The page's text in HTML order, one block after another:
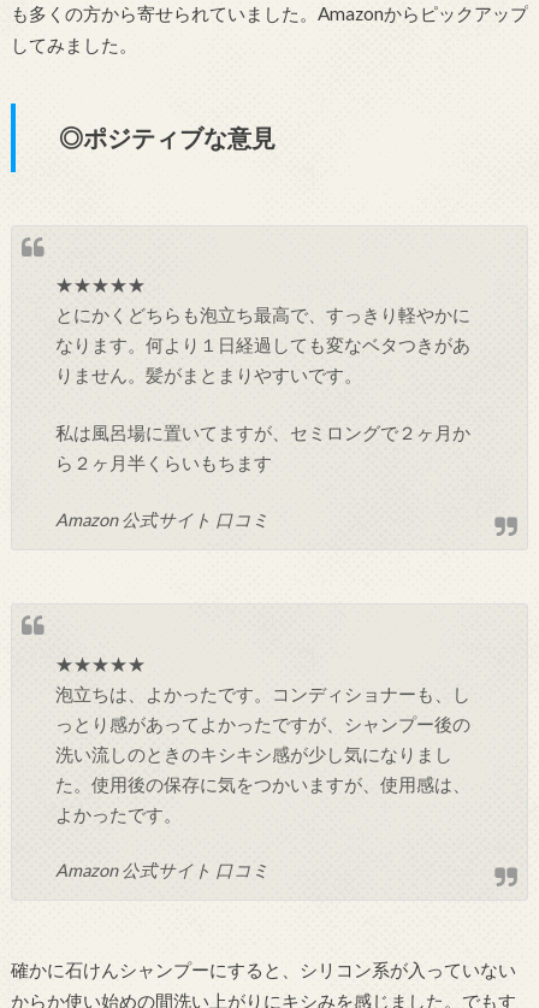
も多くの方から寄せられていました。Amazonからピックアップ
してみました。
◎ポジティブな意見
★★★★★
とにかくどちらも泡立ち最高で、すっきり軽やかに
なります。何より１日経過しても変なベタつきがあ
りません。髪がまとまりやすいです。
私は風呂場に置いてますが、セミロングで２ヶ月か
ら２ヶ月半くらいもちます
Amazon 公式サイト 口コミ
★★★★★
泡立ちは、よかったです。コンディショナーも、し
っとり感があってよかったですが、シャンプー後の
洗い流しのときのキシキシ感が少し気になりまし
た。使用後の保存に気をつかいますが、使用感は、
よかったです。
Amazon 公式サイト 口コミ
確かに石けんシャンプーにすると、シリコン系が入っていない
からか使い始めの間洗い上がりにキシみを感じました。でもす